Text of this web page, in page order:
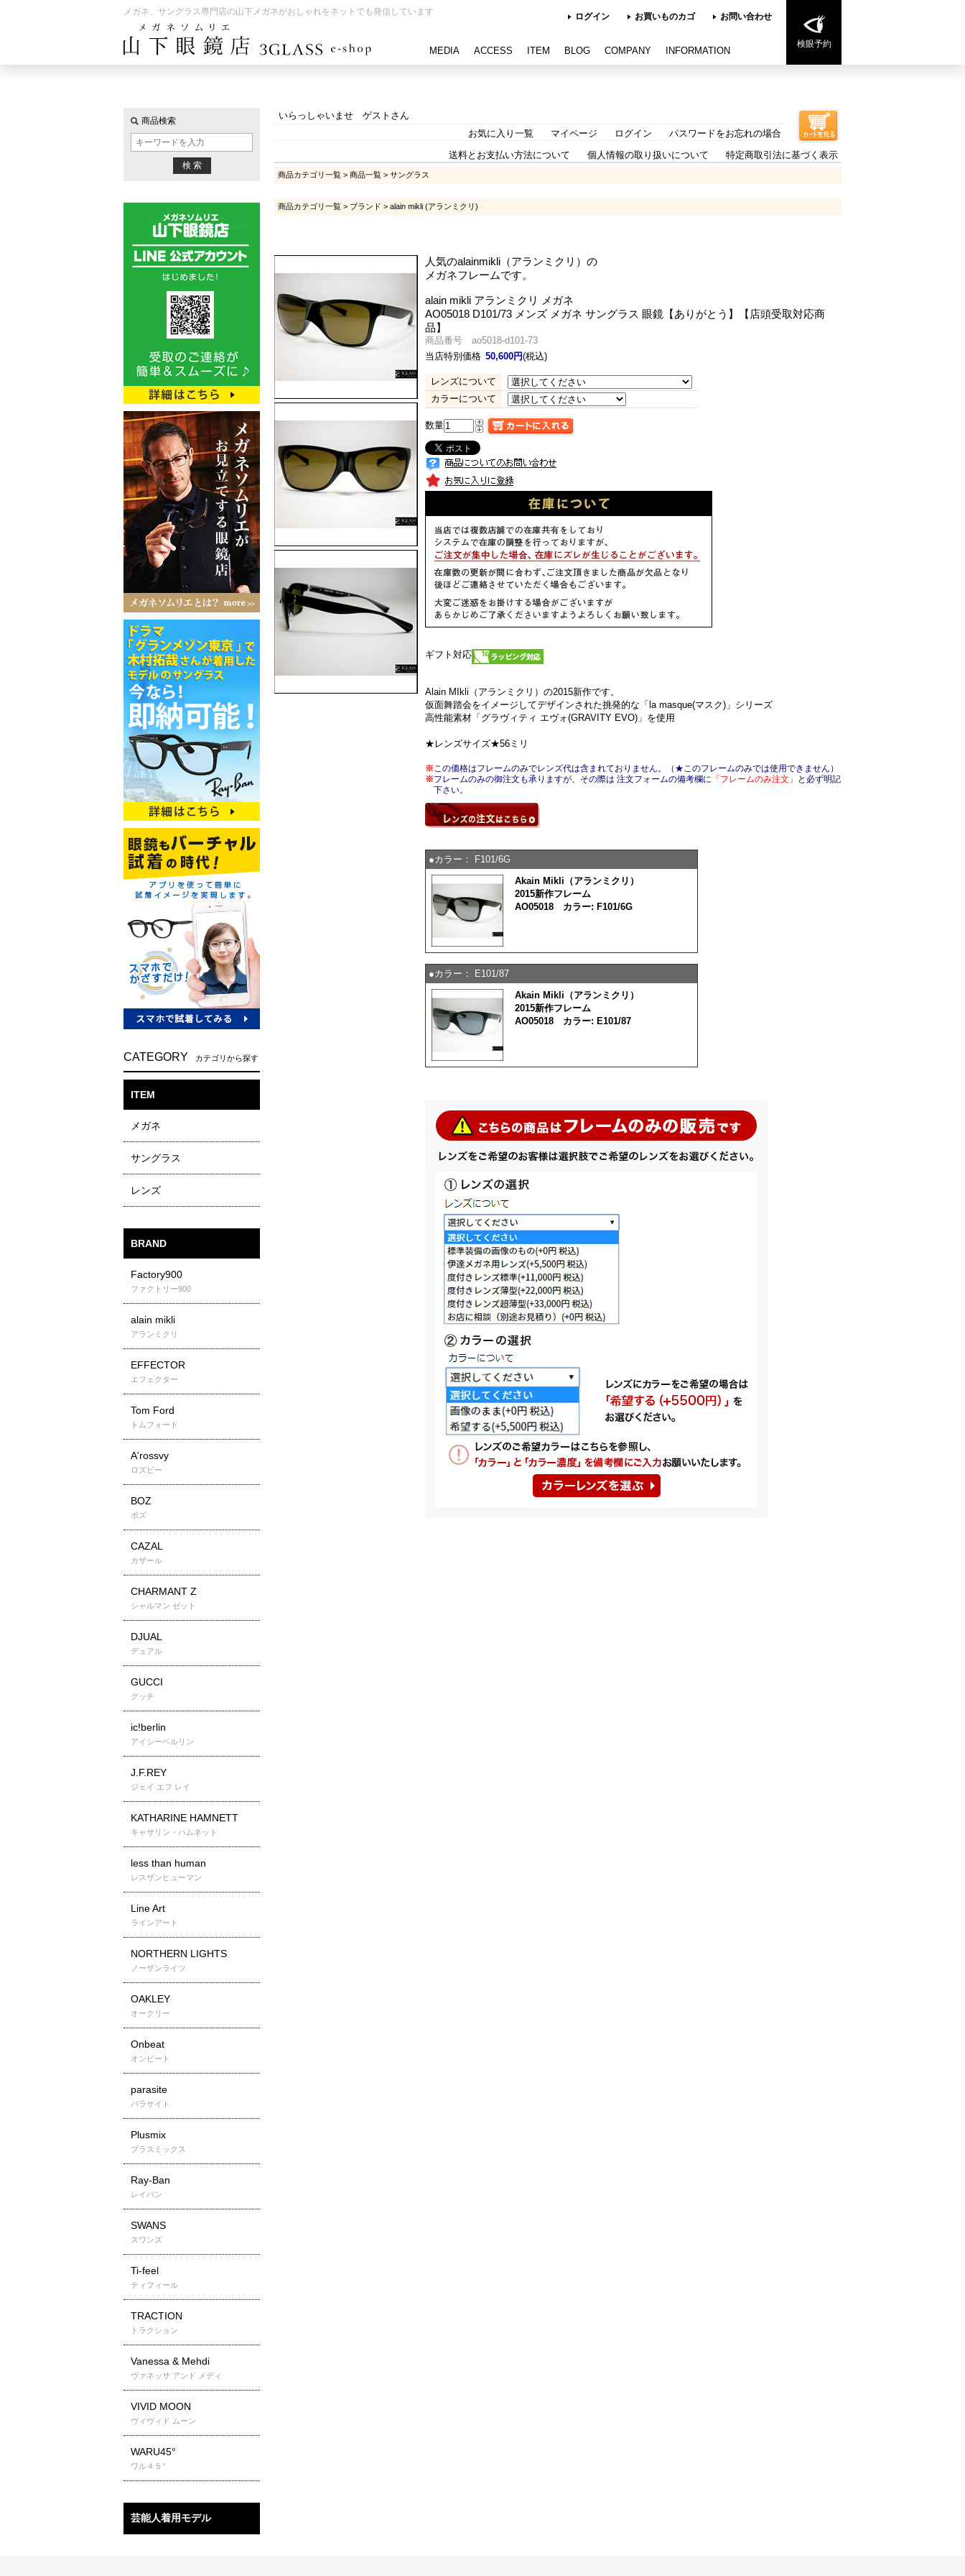
メガネ、サングラス専門店の山下メガネがおしゃれをネットでも発信しています ログイン お買いものカゴ お問い合わせ
検眼予約
MEDIA ACCESS ITEM BLOG COMPANY INFORMATION
商品検索
CATEGORY カテゴリから探す
ITEM
メガネ
サングラス
レンズ
BRAND
Factory900
ファクトリー900
alain mikli
アランミクリ
EFFECTOR
エフェクター
Tom Ford
トムフォード
A'rossvy
ロズビー
BOZ
ボズ
CAZAL
カザール
CHARMANT Z
シャルマン ゼット
DJUAL
デュアル
GUCCI
グッチ
ic!berlin
アイシーベルリン
J.F.REY
ジェイ エフ レイ
KATHARINE HAMNETT
キャサリン・ハムネット
less than human
レスザンヒューマン
Line Art
ラインアート
NORTHERN LIGHTS
ノーザンライツ
OAKLEY
オークリー
Onbeat
オンビート
parasite
パラサイト
Plusmix
プラスミックス
Ray-Ban
レイバン
SWANS
スワンズ
Ti-feel
ティフィール
TRACTION
トラクション
Vanessa & Mehdi
ヴァネッサ アンド メディ
VIVID MOON
ヴィヴィド ムーン
WARU45°
ワル４５°
芸能人着用モデル
いらっしゃいませ ゲストさん
お気に入り一覧
マイページ ログイン
パスワードをお忘れの場合
送料とお支払い方法について
個人情報の取り扱いについて 特定商取引法に基づく表示
商品カテゴリ一覧 > 商品一覧 > サングラス
商品カテゴリ一覧 > ブランド > alain mikli (アランミクリ)
人気のalainmikli（アランミクリ）の
メガネフレームです。
alain mikli アランミクリ メガネ
AO05018 D101/73 メンズ メガネ サングラス 眼鏡【ありがとう】【店頭受取対応商
品】
商品番号 ao5018-d101-73
当店特別価格 50,600円(税込)
レンズについて
カラーについて
数量
ギフト対応
Alain MIkli（アランミクリ）の2015新作です。
仮面舞踏会をイメージしてデザインされた挑発的な「la masque(マスク)」シリーズ
高性能素材「グラヴィティ エヴォ(GRAVITY EVO)」を使用
★レンズサイズ★56ミリ
※この価格はフレームのみでレンズ代は含まれておりません。（★このフレームのみでは使用できません）
※フレームのみの御注文も承りますが、その際は 注文フォームの備考欄に 「フレームのみ注文」
と必ず明記
下さい。
●カラー： F101/6G
Akain Mikli（アランミクリ）
2015新作フレーム
AO05018 カラー: F101/6G
●カラー： E101/87
Akain Mikli（アランミクリ）
2015新作フレーム
AO05018 カラー: E101/87